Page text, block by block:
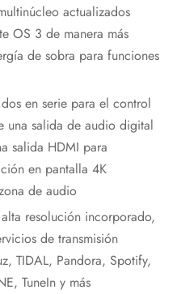
actualizados
OS 3 de manera más
de sobra para funciones
en serie para el control
una salida de audio digital
salida HDMI para
en pantalla 4K
de audio
resolución incorporado,
de transmisión
TIDAL, Pandora, Spotify,
TuneIn y más